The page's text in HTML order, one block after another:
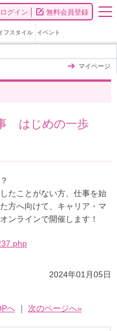
ログイン 無料会員登録
フスタイル イベント
マイページ
はじめの一歩
たことがない方、仕事を始
方へ向けて、キャリア・マ
ンラインで開催します！
2024年01月05日
へ｜ 次のページへ»